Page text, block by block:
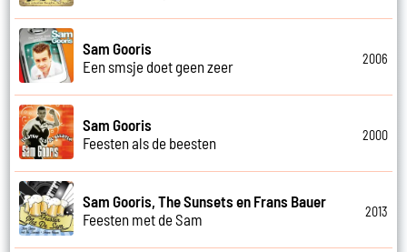
Sam Gooris
Een smsje doet geen zeer
2006
Sam Gooris
Feesten als de beesten
2000
Sam Gooris, The Sunsets en Frans Bauer
Feesten met de Sam
2013